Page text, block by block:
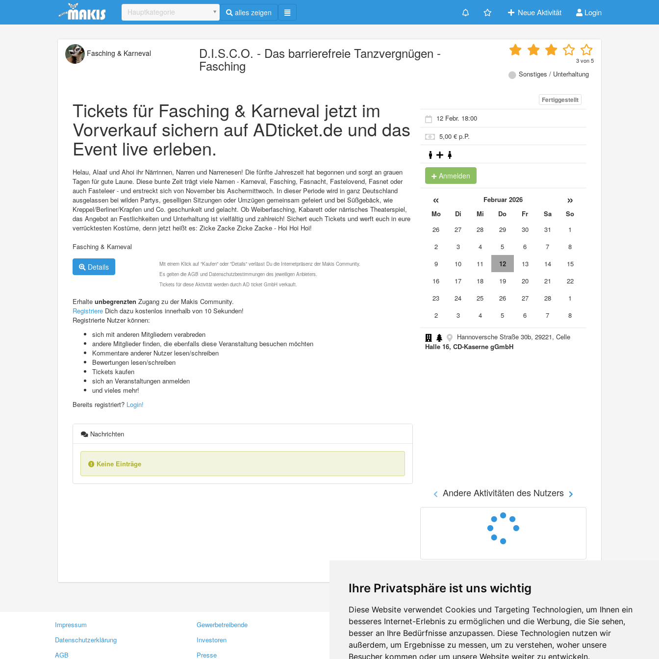
Ihre Privatsphäre ist uns wichtig
Diese Website verwendet Cookies und Targeting Technologien, um Ihnen ein
besseres Internet-Erlebnis zu ermöglichen und die Werbung, die Sie sehen,
besser an Ihre Bedürfnisse anzupassen. Diese Technologien nutzen wir
außerdem, um Ergebnisse zu messen, um zu verstehen, woher unsere
Besucher kommen oder um unsere Website weiter zu entwickeln.
Update cookies preferences
Hauptkategorie alles zeigen Neue Aktivität Login
Fasching & Karneval D.I.S.C.O. - Das barrierefreie Tanzvergnügen -
Fasching 3von5
Sonstiges / Unterhaltung
Tickets für Fasching & Karneval jetzt im
Vorverkauf sichern auf ADticket.de und das
Event live erleben.
Helau, Alaaf und Ahoi ihr Närrinnen, Narren und Narrenesen! Die fünfte Jahreszeit hat begonnen und sorgt an grauen
Tagen für gute Laune. Diese bunte Zeit trägt viele Namen - Karneval, Fasching, Fasnacht, Fastelovend, Fasnet oder
auch Fasteleer - und erstreckt sich von November bis Aschermittwoch. In dieser Periode wird in ganz Deutschland
ausgelassen bei wilden Partys, geselligen Sitzungen oder Umzügen gemeinsam gefeiert und bei Süßgebäck, wie
Kreppel/Berliner/Krapfen und Co. geschunkelt und gelacht. Ob Weiberfasching, Kabarett oder närrisches Theaterspiel,
das Angebot an Festlichkeiten und Unterhaltung ist vielfältig und zahlreich! Sichert euch Tickets und werft euch in eure
verrücktesten Kostüme, denn jetzt heißt es: Zicke Zacke Zicke Zacke - Hoi Hoi Hoi!
Fasching & Karneval
Details
Mit einem Klick auf "Kaufen" oder "Details" verlässt Du die Internetpräsenz der Makis Community.
Es gelten die AGB und Datenschutzbestimmungen des jeweiligen Anbieters.
Tickets für diese Aktivität werden durch AD ticket GmbH verkauft.
Erhalte unbegrenzten Zugang zu der Makis Community.
Registriere Dich dazu kostenlos innerhalb von 10 Sekunden!
Registrierte Nutzer können:
sich mit anderen Mitgliedern verabreden
andere Mitglieder finden, die ebenfalls diese Veranstaltung besuchen möchten
Kommentare anderer Nutzer lesen/schreiben
Bewertungen lesen/schreiben
Tickets kaufen
sich an Veranstaltungen anmelden
und vieles mehr!
Bereits registriert? Login!
Nachrichten
Keine Einträge
Fertiggestellt
12 Febr. 18:00
5,00 € p.P.
Anmelden
« Februar 2026 »
Mo Di Mi Do Fr Sa
So
26
27 28 29 30 31
1
2
3 4 5 6 7
8
9
10 11 12 13 14
15
16
17 18 19 20 21
22
23
24 25 26 27 28
1
2
3 4 5 6 7 8
Hannoversche Straße 30b, 29221, Celle
Halle 16, CD-Kaserne gGmbH
Andere Aktivitäten des Nutzers
Impressum
Datenschutzerklärung
AGB
Gewerbetreibende
Investoren
Presse
Kontakt
Feedback
Fehler melden
Facebook
Twitter
YouTube